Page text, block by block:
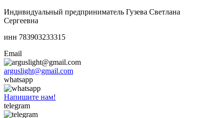
Индивидуальный предприниматель Гузева Светлана
Сергеевна
инн 783903233315
Email
arguslight@gmail.com
whatsapp
Напишите нам!
telegram